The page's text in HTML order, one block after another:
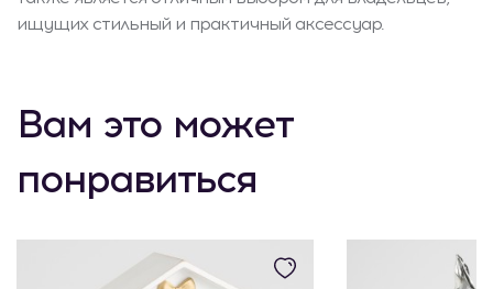
ищущих стильный и практичный аксессуар.
Вам это может
понравиться